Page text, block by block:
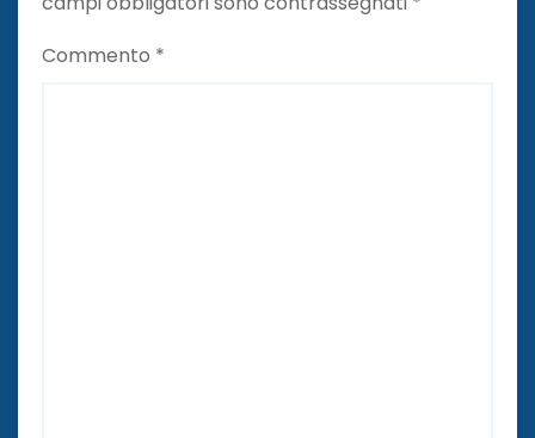
Commento *